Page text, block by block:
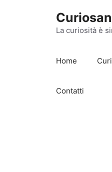
La curiosità è
Home
Contatti